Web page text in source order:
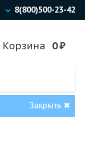
8(800)500-23-42
Корзина 0₽
Закрыть ✖